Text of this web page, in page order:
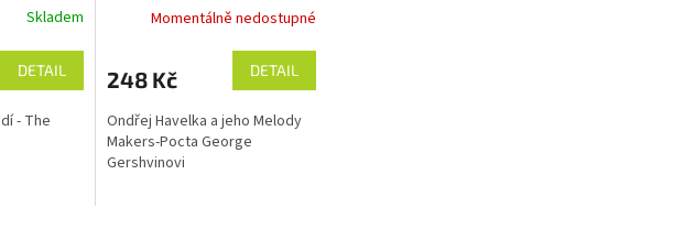
Skladem
DETAIL
- The
Momentálně nedostupné
248 Kč DETAIL
Ondřej Havelka a jeho Melody
Makers-Pocta George
Gershvinovi